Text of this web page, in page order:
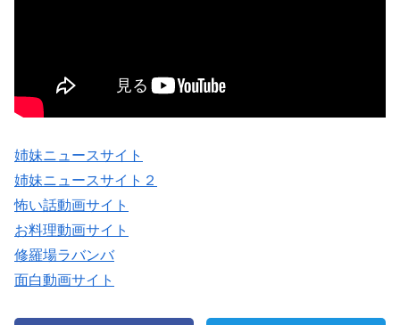
姉妹ニュースサイト
姉妹ニュースサイト２
怖い話動画サイト
お料理動画サイト
修羅場ラバンバ
面白動画サイト